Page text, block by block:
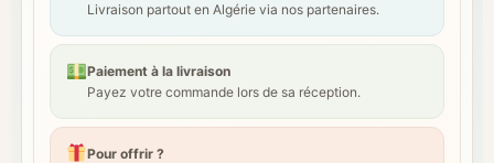
Livraison partout en Algérie via nos partenaires.
Paiement à la livraison
Payez votre commande lors de sa réception.
Pour offrir ?